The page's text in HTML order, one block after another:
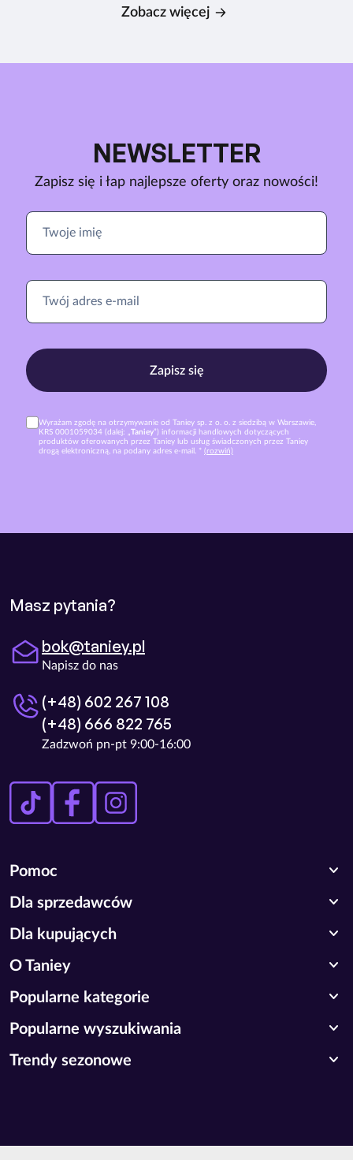
Zobacz więcej
NEWSLETTER
Zapisz się i łap najlepsze oferty oraz nowości!
Zapisz się
Wyrażam zgodę na otrzymywanie od Taniey sp. z o. o. z siedzibą w Warszawie,
KRS 0001059034 (dalej: „Taniey”) informacji handlowych dotyczących
produktów oferowanych przez Taniey lub usług świadczonych przez Taniey
drogą elektroniczną, na podany adres e-mail. * (rozwiń)
Masz pytania?
bok@taniey.pl
Napisz do nas
(+48) 602 267 108
(+48) 666 822 765
Zadzwoń pn-pt 9:00-16:00
Pomoc expand_more
Dla sprzedawców expand_more
Dla kupujących expand_more
O Taniey expand_more
Popularne kategorie expand_more
Popularne wyszukiwania expand_more
Trendy sezonowe expand_more